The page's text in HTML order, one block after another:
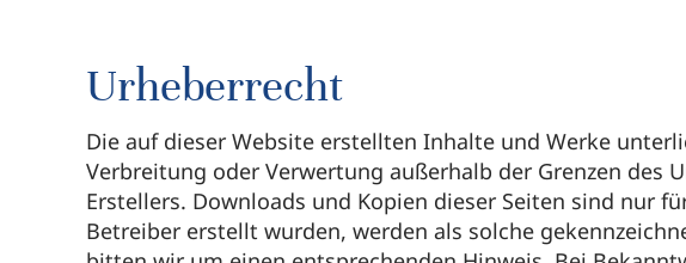
Urheberrecht
Die auf dieser Website erstellten Inhalte und Werke
Verbreitung oder Verwertung außerhalb der Grenzen des
Erstellers. Downloads und Kopien dieser Seiten sind nur
Betreiber erstellt wurden, werden als solche